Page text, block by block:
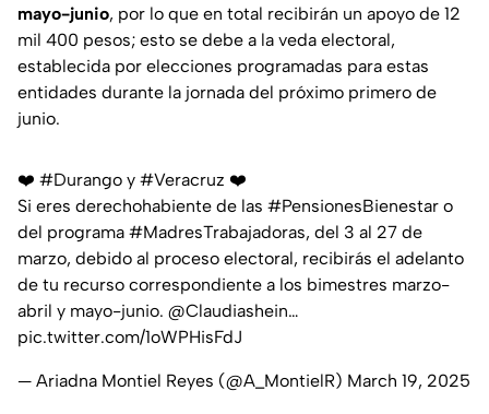
mayo-junio, por lo que en total recibirán un apoyo de 12
mil 400 pesos; esto se debe a la veda electoral,
establecida por elecciones programadas para estas
entidades durante la jornada del próximo primero de
junio.
❤️ #Durango y #Veracruz ❤️
Si eres derechohabiente de las #PensionesBienestar o
del programa #MadresTrabajadoras, del 3 al 27 de
marzo, debido al proceso electoral, recibirás el adelanto
de tu recurso correspondiente a los bimestres marzo-
abril y mayo-junio. @Claudiashein…
pic.twitter.com/1oWPHisFdJ
— Ariadna Montiel Reyes (@A_MontielR) March 19, 2025